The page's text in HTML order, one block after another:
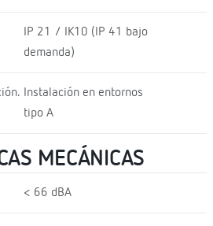
IP 21 / IK10 (IP 41 bajo
demanda)
Instalación en entornos
tipo A
MECÁNICAS
< 66 dBA